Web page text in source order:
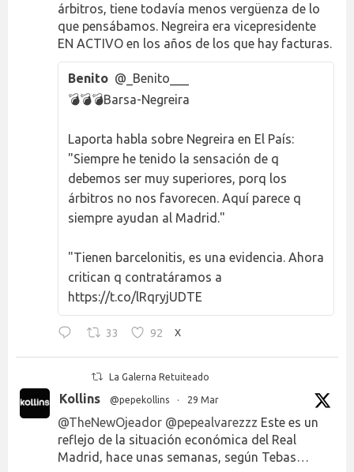
árbitros, tiene todavía menos vergüenza de lo
que pensábamos. Negreira era vicepresidente
EN ACTIVO en los años de los que hay facturas.
Benito @_Benito___
💣💣💣Barsa-Negreira
Laporta habla sobre Negreira en El País:
"Siempre he tenido la sensación de q
debemos ser muy superiores, porq los
árbitros no nos favorecen. Aquí parece q
siempre ayudan al Madrid."
"Tienen barcelonitis, es una evidencia. Ahora
critican q contratáramos a
https://t.co/lRqryjUDTE
33 92 X
La Galerna Retuiteado
Kollins @pepekollins · 29 Mar
@TheNewOjeador @pepealvarezzz Este es un
reflejo de la situación económica del Real
Madrid, hace unas semanas, según Tebas…